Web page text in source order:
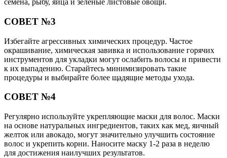
семена, рыбу, яйца и зеленые листовые овощи.
СОВЕТ №3
Избегайте агрессивных химических процедур. Частое
окрашивание, химическая завивка и использование горячих
инструментов для укладки могут ослабить волосы и привести
к их выпадению. Старайтесь минимизировать такие
процедуры и выбирайте более щадящие методы ухода.
СОВЕТ №4
Регулярно используйте укрепляющие маски для волос. Маски
на основе натуральных ингредиентов, таких как мед, яичный
желток или авокадо, могут значительно улучшить состояние
волос и укрепить корни. Наносите маску 1-2 раза в неделю
для достижения наилучших результатов.